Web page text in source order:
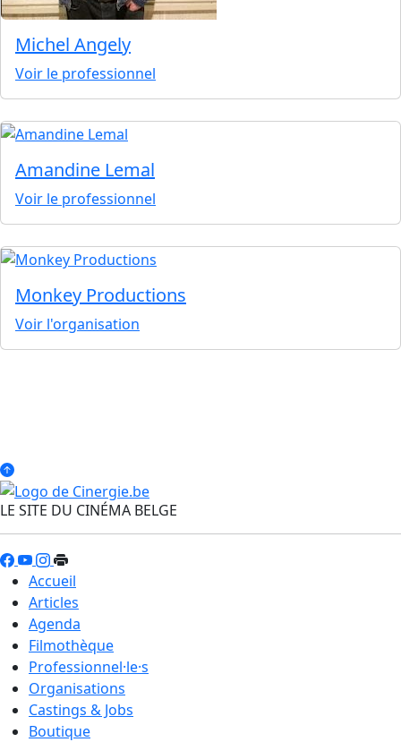
Michel Angely
Voir le professionnel
Amandine Lemal
Voir le professionnel
Monkey Productions
Voir l'organisation
LE SITE DU CINÉMA BELGE
Accueil
Articles
Agenda
Filmothèque
Professionnel·le·s
Organisations
Castings & Jobs
Boutique